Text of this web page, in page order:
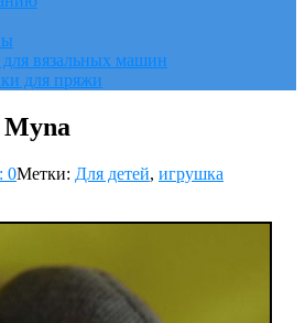
вязальных машин
для пряжи
0Метки: Для детей, игрушка